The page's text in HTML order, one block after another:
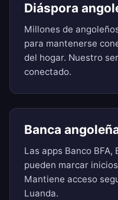
Diáspora
Millones de
para mantenerse
del hogar. Nuestro
conectado.
Banca
Las apps Banco
pueden marcar
Mantiene acceso
Luanda.